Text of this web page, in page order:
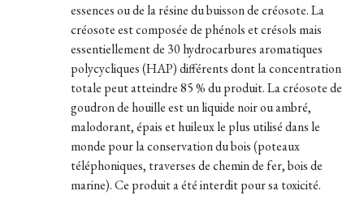
essences ou de la résine du buisson de créosote. La
créosote est composée de phénols et crésols mais
essentiellement de 30 hydrocarbures aromatiques
polycycliques (HAP) différents dont la concentration
totale peut atteindre 85 % du produit. La créosote de
goudron de houille est un liquide noir ou ambré,
malodorant, épais et huileux le plus utilisé dans le
monde pour la conservation du bois (poteaux
téléphoniques, traverses de chemin de fer, bois de
marine). Ce produit a été interdit pour sa toxicité.